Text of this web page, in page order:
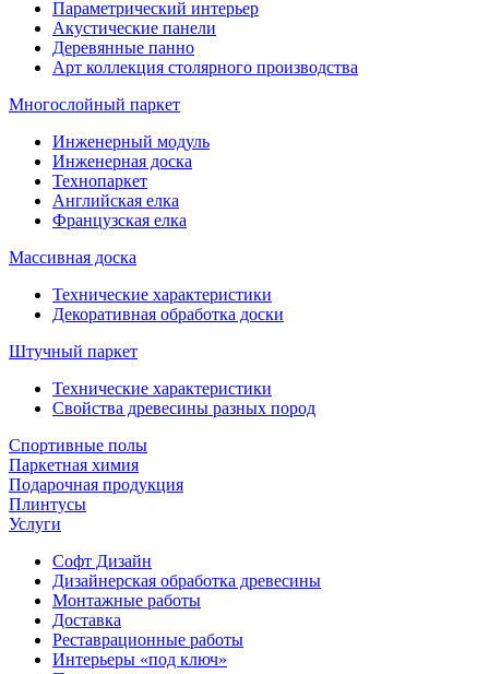
Параметрический интерьер
Акустические панели
Деревянные панно
Арт коллекция столярного производства
Многослойный паркет
Инженерный модуль
Инженерная доска
Технопаркет
Английская елка
Французская елка
Массивная доска
Технические характеристики
Декоративная обработка доски
Штучный паркет
Технические характеристики
Свойства древесины разных пород
Спортивные полы
Паркетная химия
Подарочная продукция
Плинтусы
Услуги
Софт Дизайн
Дизайнерская обработка древесины
Монтажные работы
Доставка
Реставрационные работы
Интерьеры «под ключ»